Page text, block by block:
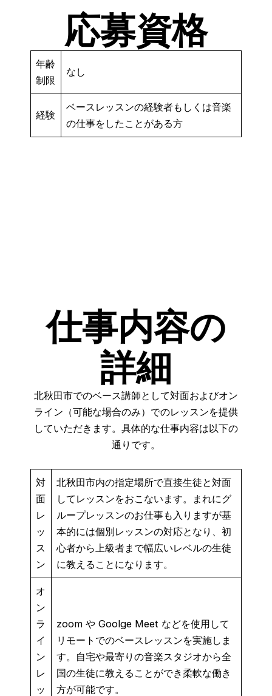
応募資格
年齢
制限
なし
経験
ベースレッスンの経験者もしくは音楽
の仕事をしたことがある方
仕事内容の
詳細
北秋田市でのベース講師として対面およびオン
ライン（可能な場合のみ）でのレッスンを提供
していただきます。具体的な仕事内容は以下の
通りです。
対
面
レ
ッ
ス
ン
北秋田市内の指定場所で直接生徒と対面
してレッスンをおこないます。まれにグ
ループレッスンのお仕事も入りますが基
本的には個別レッスンの対応となり、初
心者から上級者まで幅広いレベルの生徒
に教えることになります。
オ
ン
ラ
イ
ン
レ
ッ
zoom や Goolge Meet などを使用して
リモートでのベースレッスンを実施しま
す。自宅や最寄りの音楽スタジオから全
国の生徒に教えることができ柔軟な働き
方が可能です。